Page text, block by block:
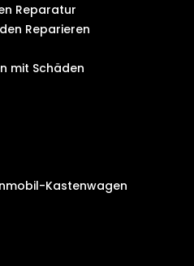
Reparatur
Reparieren
mit Schäden
Kastenwagen